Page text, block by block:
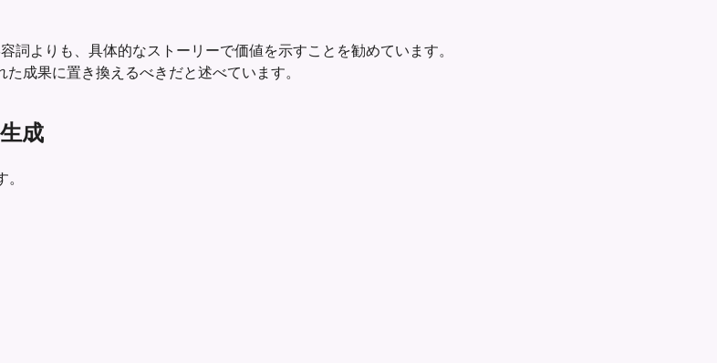
詞よりも、具体的なストーリーで価値を示すことを勧めています。
成果に置き換えるべきだと述べています。
成